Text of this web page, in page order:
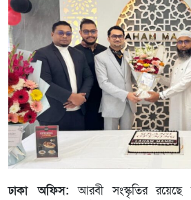
ঢাকা অফিস: আরবী সংস্কৃতির রয়েছে